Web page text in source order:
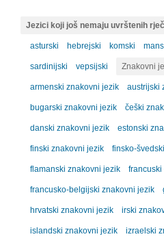
Jezici koji još nemaju uvrštenih
asturski hebrejski komski
sardinijski vepsijski Znakovni
armenski znakovni jezik austrijski
bugarski znakovni jezik češki
danski znakovni jezik estonski
finski znakovni jezik finsko-
flamanski znakovni jezik
francusko-belgijski znakovni jezik
hrvatski znakovni jezik irski
islandski znakovni jezik izraelski